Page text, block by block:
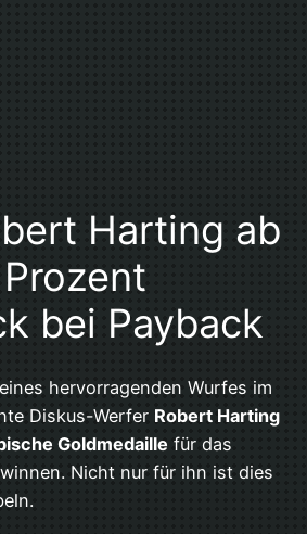
Harting ab
bei Payback
hervorragenden Wurfes im
Diskus-Werfer Robert Harting
Goldmedaille für das
Nicht nur für ihn ist dies